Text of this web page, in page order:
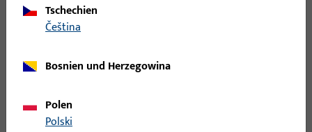
|
Parallelausstellschere
6-34812-00-R-8 |
Parallelausstellschere
Tschechien
čeština
Bosnien und Herzegowina
Polen
Polski